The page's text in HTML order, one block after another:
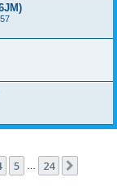
5 24